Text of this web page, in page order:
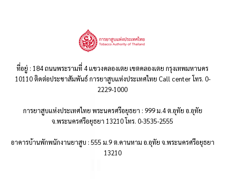
ที่อยู่ : 184 ถนนพระรามที่ 4 แขวงคลองเตย เขตคลองเตย กรุงเทพมหานคร
10110 ติดต่อประชาสัมพันธ์ การยาสูบแห่งประเทศไทย Call center โทร. 0-
2229-1000
การยาสูบแห่งประเทศไทย พระนครศรีอยุธยา : 999 ม.4 ต.อุทัย อ.อุทัย
จ.พระนครศรีอยุธยา 13210 โทร. 0-3535-2555
อาคารบ้านพักพนักงานยาสูบ : 555 ม.9 ต.คานหาม อ.อุทัย จ.พระนครศรีอยุธยา
13210